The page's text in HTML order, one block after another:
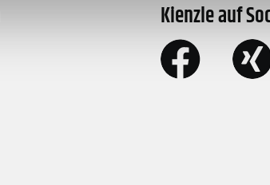
Kienzle auf